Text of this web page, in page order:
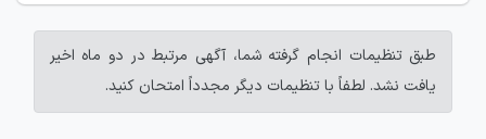
طبق تنظیمات انجام گرفته شما، آگهی مرتبط در دو ماه اخیر
یافت نشد. لطفاً با تنظیمات دیگر مجدداً امتحان کنید.